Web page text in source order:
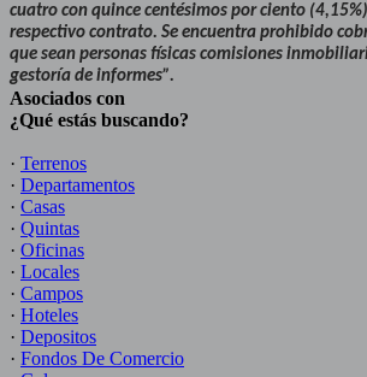
cuatro con quince centésimos por ciento
respectivo contrato. Se encuentra prohibido
que sean personas físicas comisiones
gestoría de informes”.
Asociados con
¿Qué estás buscando?
· Terrenos
· Departamentos
· Casas
· Quintas
· Oficinas
· Locales
· Campos
· Hoteles
· Depositos
· Fondos De Comercio